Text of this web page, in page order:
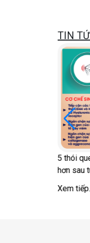
TIN
5 thói
hơn sau
Xem tiếp...